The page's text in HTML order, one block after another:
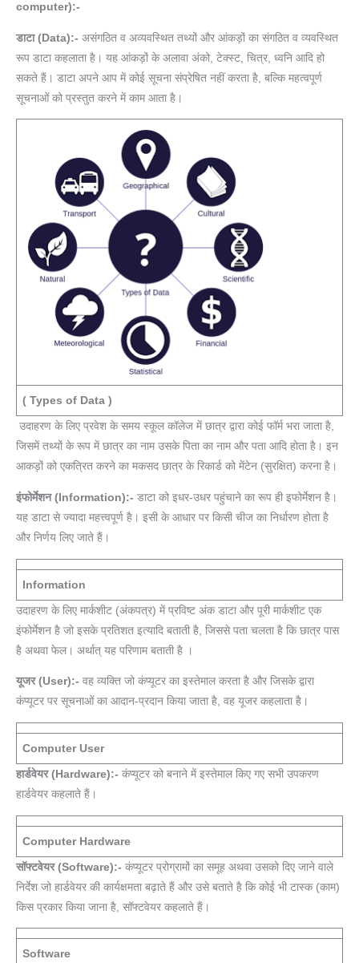
computer):-
डाटा (Data):- असंगठित व अव्यवस्थित तथ्यों और आंकड़ों का संगठित व व्यवस्थित
रूप डाटा कहलाता है। यह आंकड़ों के अलावा अंको, टेक्स्ट, चित्र, ध्वनि आदि हो
सकते हैं। डाटा अपने आप में कोई सूचना संप्रेषित नहीं करता है, बल्कि महत्वपूर्ण
सूचनाओं को प्रस्तुत करने में काम आता है।
( Types of Data )
उदाहरण के लिए प्रवेश के समय स्कूल कॉलेज में छात्र द्वारा कोई फॉर्म भरा जाता है,
जिसमें तथ्यों के रूप में छात्र का नाम उसके पिता का नाम और पता आदि होता है। इन
आकड़ों को एकत्रित करने का मकसद छात्र के रिकार्ड को मेंटेन (सुरक्षित) करना है।
इंफोर्मेशन (Information):- डाटा को इधर-उधर पहुंचाने का रूप ही इफोर्मेशन है।
यह डाटा से ज्यादा महत्त्वपूर्ण है। इसी के आधार पर किसी चीज का निर्धारण होता है
और निर्णय लिए जाते हैं।
Information
उदाहरण के लिए मार्कशीट (अंकपत्र) में प्रविष्ट अंक डाटा और पूरी मार्कशीट एक
इंफोर्मेशन है जो इसके प्रतिशत इत्यादि बताती है, जिससे पता चलता है कि छात्र पास
है अथवा फेल। अर्थात् यह परिणाम बताती है ।
यूजर (User):- वह व्यक्ति जो कंप्यूटर का इस्तेमाल करता है और जिसके द्वारा
कंप्यूटर पर सूचनाओं का आदान-प्रदान किया जाता है, वह यूजर कहलाता है।
Computer User
हार्डवेयर (Hardware):- कंप्यूटर को बनाने में इस्तेमाल किए गए सभी उपकरण
हार्डवेयर कहलाते हैं।
Computer Hardware
सॉफ्टवेयर (Software):- कंप्यूटर प्रोग्रामों का समूह अथवा उसको दिए जाने वाले
निर्देश जो हार्डवेयर की कार्यक्षमता बढ़ाते हैं और उसे बताते है कि कोई भी टास्क (काम)
किस प्रकार किया जाना है, सॉफ्टवेयर कहलाते हैं।
Software